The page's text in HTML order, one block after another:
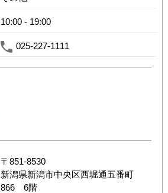
10:00- 19:00
025-227-1111
〒 851-8530
新潟県新潟市中央区西堀通五番町
866 6階